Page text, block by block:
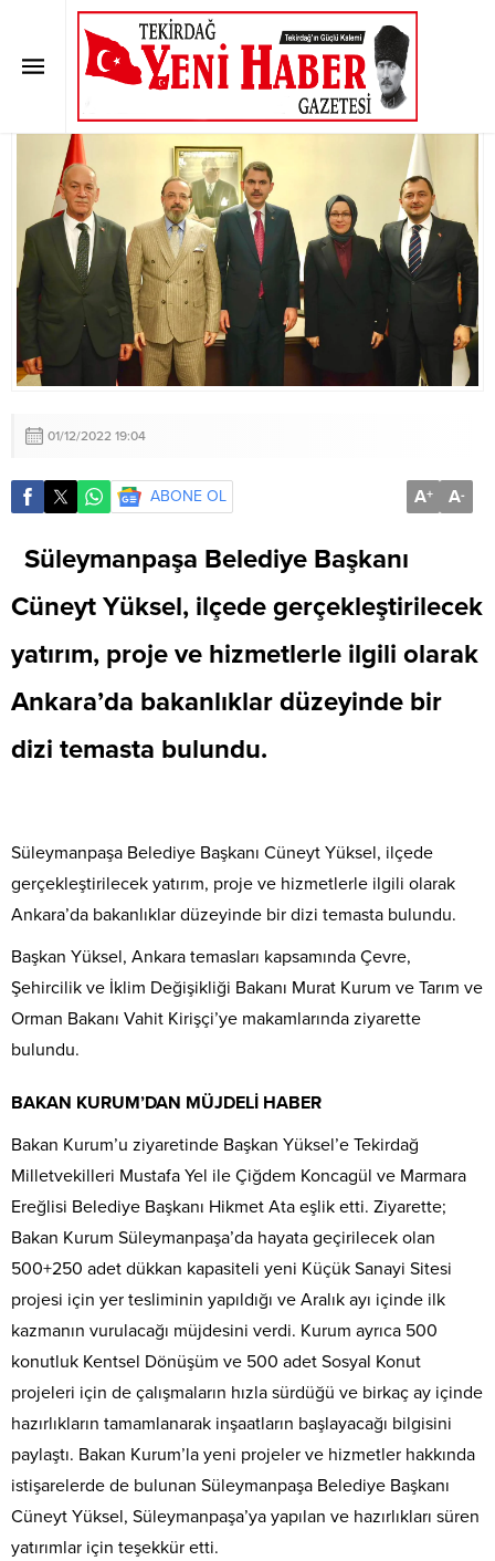
Başkan Yüksel Ankara’da
temaslarda bulundu
Başkan Yüksel Ankara’da temaslarda bulundu
01/12/2022 19:04
ABONE OL A+ A-
Süleymanpaşa Belediye Başkanı
Cüneyt Yüksel, ilçede gerçekleştirilecek
yatırım, proje ve hizmetlerle ilgili olarak
Ankara’da bakanlıklar düzeyinde bir
dizi temasta bulundu.
Süleymanpaşa Belediye Başkanı Cüneyt Yüksel, ilçede
gerçekleştirilecek yatırım, proje ve hizmetlerle ilgili olarak
Ankara’da bakanlıklar düzeyinde bir dizi temasta bulundu.
Başkan Yüksel, Ankara temasları kapsamında Çevre,
Şehircilik ve İklim Değişikliği Bakanı Murat Kurum ve Tarım ve
Orman Bakanı Vahit Kirişçi’ye makamlarında ziyarette
bulundu.
BAKAN KURUM’DAN MÜJDELİ HABER
Bakan Kurum’u ziyaretinde Başkan Yüksel’e Tekirdağ
Milletvekilleri Mustafa Yel ile Çiğdem Koncagül ve Marmara
Ereğlisi Belediye Başkanı Hikmet Ata eşlik etti. Ziyarette;
Bakan Kurum Süleymanpaşa’da hayata geçirilecek olan
500+250 adet dükkan kapasiteli yeni Küçük Sanayi Sitesi
projesi için yer tesliminin yapıldığı ve Aralık ayı içinde ilk
kazmanın vurulacağı müjdesini verdi. Kurum ayrıca 500
konutluk Kentsel Dönüşüm ve 500 adet Sosyal Konut
projeleri için de çalışmaların hızla sürdüğü ve birkaç ay içinde
hazırlıkların tamamlanarak inşaatların başlayacağı bilgisini
paylaştı. Bakan Kurum’la yeni projeler ve hizmetler hakkında
istişarelerde de bulunan Süleymanpaşa Belediye Başkanı
Cüneyt Yüksel, Süleymanpaşa’ya yapılan ve hazırlıkları süren
yatırımlar için teşekkür etti.